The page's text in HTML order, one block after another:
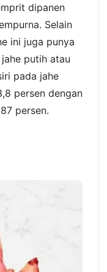
dipanen
Selain
ini juga punya
putih atau
pada jahe
persen dengan
persen.